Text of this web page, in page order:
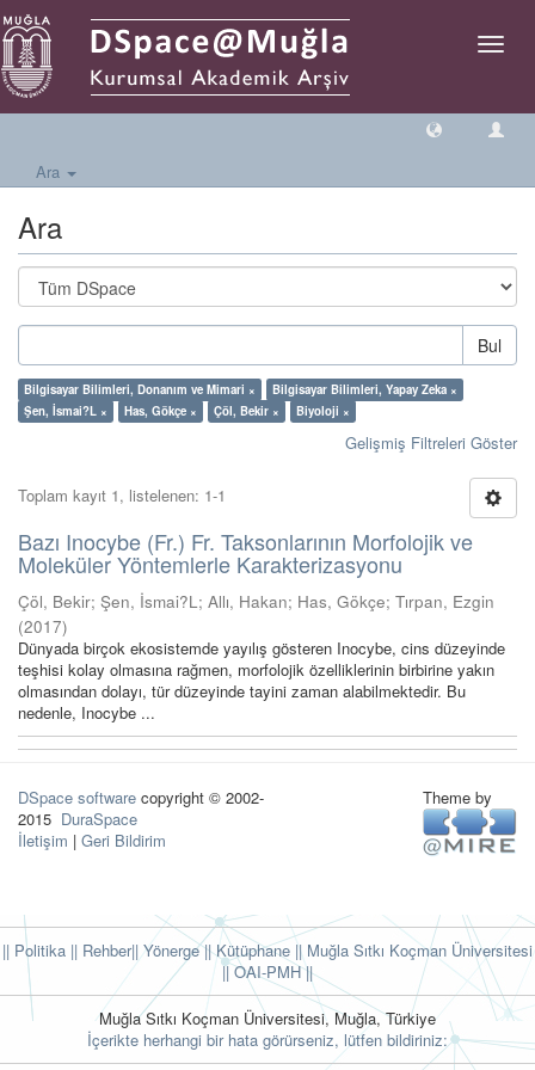
Geçiş
Ara
Ara
Bul
Bilgisayar Bilimleri, Donanım ve Mimari ×
Bilgisayar Bilimleri, Yapay Zeka ×
Şen, İsmai?L ×
Has, Gökçe × Çöl, Bekir × Biyoloji ×
Gelişmiş Filtreleri Göster
Toplam kayıt 1, listelenen: 1-1
Bazı Inocybe (Fr.) Fr. Taksonlarının Morfolojik ve
Moleküler Yöntemlerle Karakterizasyonu
Çöl, Bekir; Şen, İsmai?L; Allı, Hakan; Has, Gökçe; Tırpan, Ezgin
(2017)
Dünyada birçok ekosistemde yayılış gösteren Inocybe, cins düzeyinde
teşhisi kolay olmasına rağmen, morfolojik özelliklerinin birbirine yakın
olmasından dolayı, tür düzeyinde tayini zaman alabilmektedir. Bu
nedenle, Inocybe ...
DSpace software copyright © 2002-
2015 DuraSpace
İletişim | Geri Bildirim
Theme by
|| Politika || Rehber|| Yönerge|| Kütüphane || Muğla Sıtkı Koçman Üniversitesi
||OAI-PMH ||
Muğla Sıtkı Koçman Üniversitesi, Muğla, Türkiye
İçerikte herhangi bir hata görürseniz, lütfen bildiriniz: